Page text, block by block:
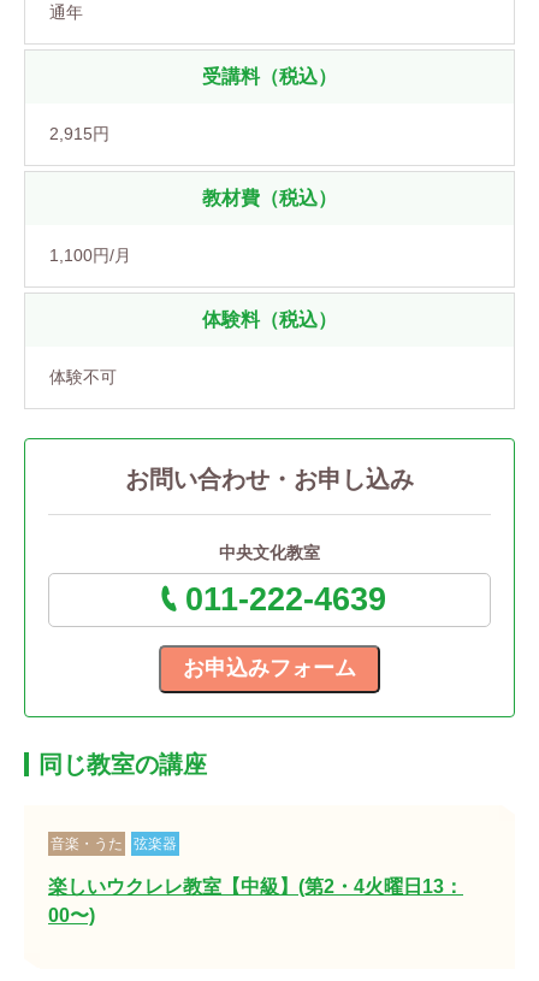
通年
受講料（税込）
2,915円
教材費（税込）
1,100円/月
体験料（税込）
体験不可
お問い合わせ・お申し込み
中央文化教室
011-222-4639
同じ教室の講座
音楽・うた 弦楽器
楽しいウクレレ教室【中級】(第2・4火曜日13：
00〜)